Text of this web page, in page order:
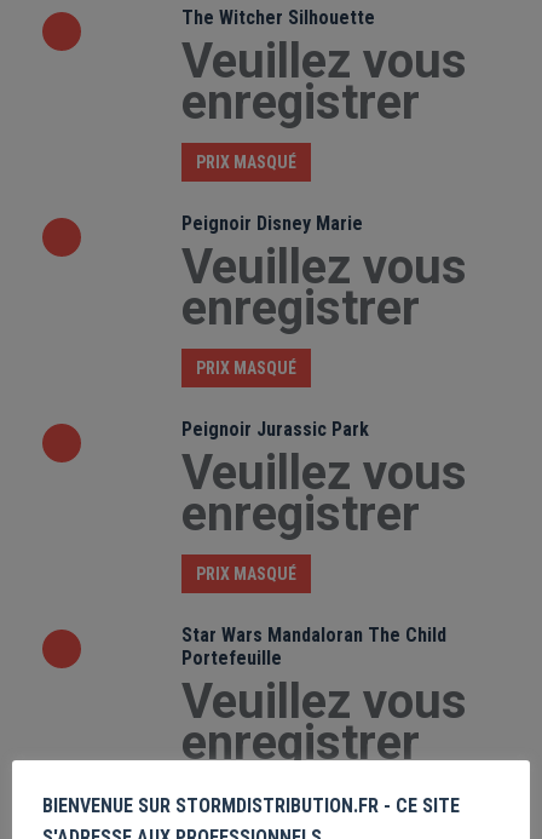
The Witcher Silhouette
Veuillez vous
enregistrer
PRIX MASQUÉ
Peignoir Disney Marie
Veuillez vous
enregistrer
PRIX MASQUÉ
Peignoir Jurassic Park
Veuillez vous
enregistrer
PRIX MASQUÉ
Star Wars Mandaloran The Child
Portefeuille
Veuillez vous
enregistrer
PRIX MASQUÉ
BIENVENUE SUR STORMDISTRIBUTION.FR - CE SITE